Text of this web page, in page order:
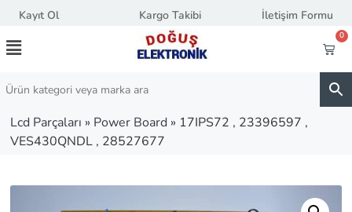
Kayıt Ol Kargo Takibi İletişim Formu
0
Lcd Parçaları » Power Board » 17IPS72 , 23396597 ,
VES430QNDL , 28527677